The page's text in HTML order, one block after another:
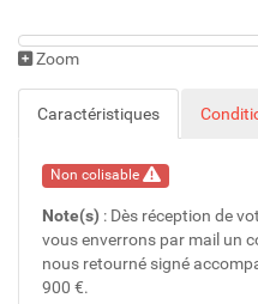
Zoom
Caractéristiques
Non colisable
Note(s) : Dès réception de
vous enverrons par mail un
nous retourné signé
900 €.